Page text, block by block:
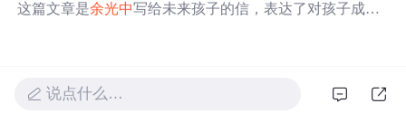
这篇文章是余光中写给未来孩子的信，表达了对孩子成为
说点什么…